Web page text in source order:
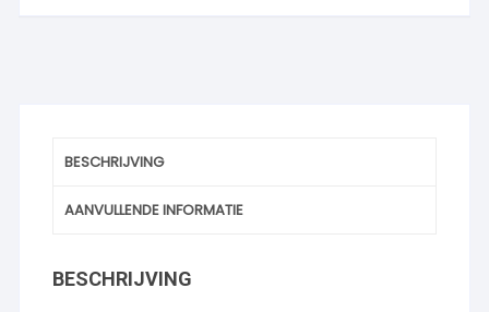
BESCHRIJVING
AANVULLENDE INFORMATIE
BESCHRIJVING